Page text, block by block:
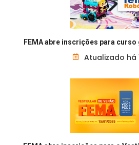
FEMA abre inscrições para
Atualizado há